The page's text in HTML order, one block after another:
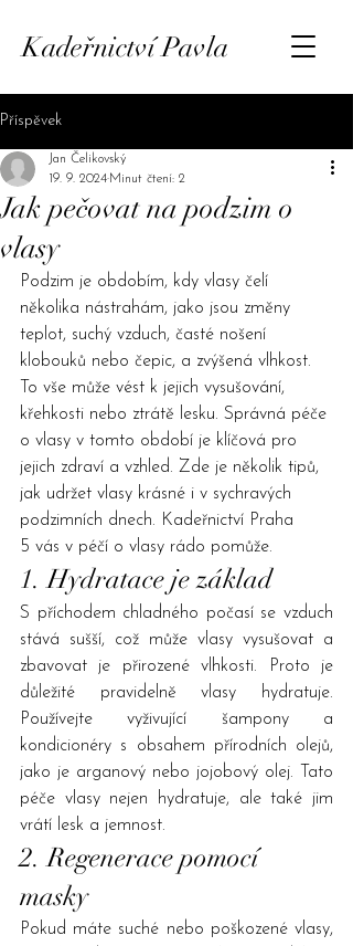
Kadeřnictví Pavla
Příspěvek
Jak pečovat na podzim o
vlasy
Jan Čelikovský
19. 9. 2024 Minut čtení: 2
Podzim je obdobím, kdy vlasy čelí
několika nástrahám, jako jsou změny
teplot, suchý vzduch, časté nošení
klobouků nebo čepic, a zvýšená vlhkost.
To vše může vést k jejich vysušování,
křehkosti nebo ztrátě lesku. Správná péče
o vlasy v tomto období je klíčová pro
jejich zdraví a vzhled. Zde je několik tipů,
jak udržet vlasy krásné i v sychravých
podzimních dnech. Kadeřnictví Praha
5 vás v péčí o vlasy rádo pomůže.
1. Hydratace je základ
S příchodem chladného počasí se vzduch
stává sušší, což může vlasy vysušovat a
zbavovat je přirozené vlhkosti. Proto je
důležité pravidelně vlasy hydratuje.
Používejte vyživující šampony a
kondicionéry s obsahem přírodních olejů,
jako je arganový nebo jojobový olej. Tato
péče vlasy nejen hydratuje, ale také jim
vrátí lesk a jemnost.
2. Regenerace pomocí
masky
Pokud máte suché nebo poškozené vlasy,